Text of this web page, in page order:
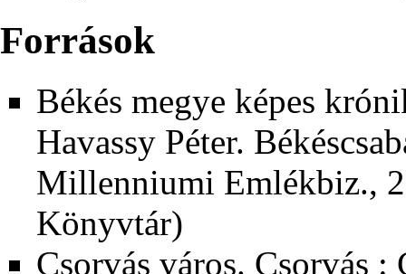
Források
Békés megye képes
Havassy Péter.
Millenniumi Emlékbiz.,
Könyvtár)
Csorvás város. Csorvás :